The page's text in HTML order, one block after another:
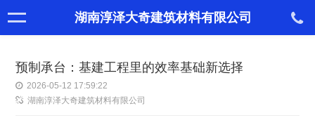
湖南淳泽大奇建筑材料有限公司
预制承台：基建工程里的效率基础新选择
2026-05-12 17:59:22
湖南淳泽大奇建筑材料有限公司